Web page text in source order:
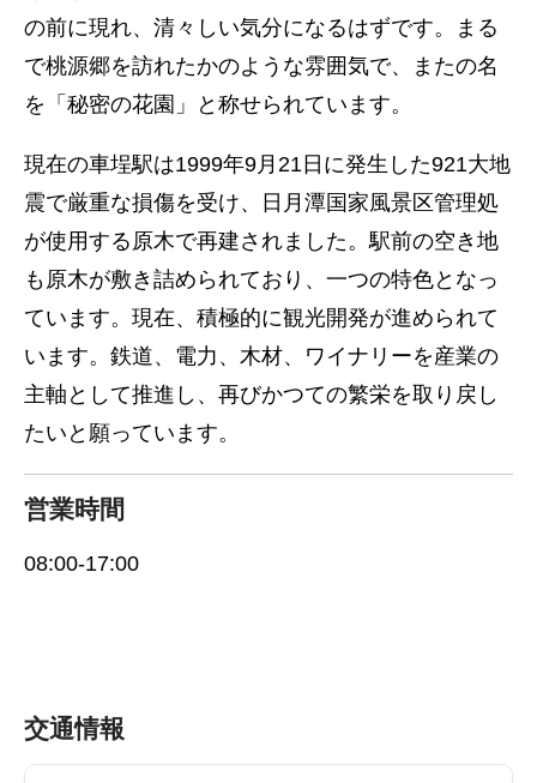
の前に現れ、清々しい気分になるはずです。まる
で桃源郷を訪れたかのような雰囲気で、またの名
を「秘密の花園」と称せられています。
現在の車埕駅は1999年9月21日に発生した921大地
震で厳重な損傷を受け、日月潭国家風景区管理処
が使用する原木で再建されました。駅前の空き地
も原木が敷き詰められており、一つの特色となっ
ています。現在、積極的に観光開発が進められて
います。鉄道、電力、木材、ワイナリーを産業の
主軸として推進し、再びかつての繁栄を取り戻し
たいと願っています。
営業時間
08:00-17:00
交通情報